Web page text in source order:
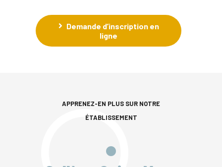
Demande d’inscription en
ligne
APPRENEZ-EN PLUS SUR NOTRE
ÉTABLISSEMENT